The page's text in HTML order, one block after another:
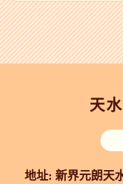
天
地址: 新界元朗天